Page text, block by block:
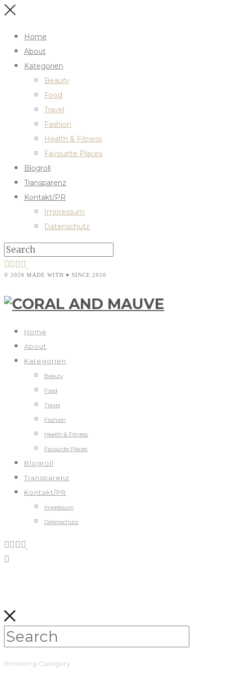
Home
About
Kategorien
Beauty
Food
Travel
Fashion
Health & Fitness
Favourite Places
Blogroll
Transparenz
Kontakt/PR
Impressum
Datenschutz
© 2026 MADE WITH ♥ SINCE 2010
Home
About
Kategorien
Beauty
Food
Travel
Fashion
Health & Fitness
Favourite Places
Blogroll
Transparenz
Kontakt/PR
Impressum
Datenschutz
Browsing Category